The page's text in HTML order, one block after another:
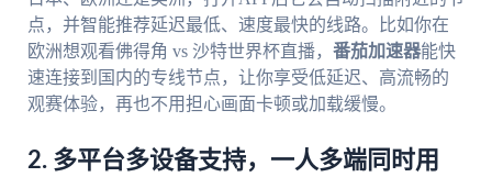
点，并智能推荐延迟最低、速度最快的线路。比如你在
欧洲想观看佛得角 vs 沙特世界杯直播， 番茄加速器能快
速连接到国内的专线节点，让你享受低延迟、高流畅的
观赛体验，再也不用担心画面卡顿或加载缓慢。
2. 多平台多设备支持，一人多端同时用